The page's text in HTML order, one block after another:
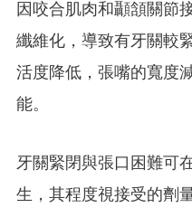
因咬合肌肉和顳頷關節
纖維化，導致有牙關較
活度降低，張嘴的寬度
能。
牙關緊閉與張口困難可
生，其程度視接受的劑